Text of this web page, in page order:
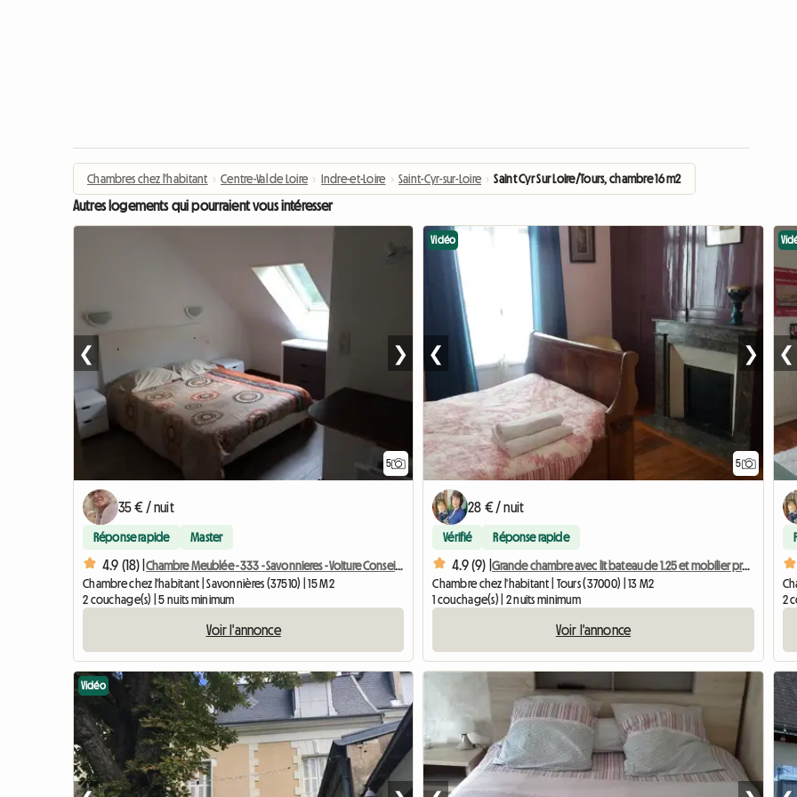
Chambres chez l'habitant › Centre-Val de Loire › Indre-et-Loire › Saint-Cyr-sur-Loire › Saint Cyr Sur Loire/Tours, chambre 16 m2
Autres logements qui pourraient vous intéresser
5
❮ ❯
35 € / nuit
Réponse rapide Master
4.9 (18) |
Chambre Meublée - 333 - Savonnieres - Voiture Conseillée
Chambre chez l'habitant | Savonnières (37510) | 15 M2
2 couchage(s) | 5 nuits minimum
Voir l'annonce
5
Vidéo
❮ ❯
28 € / nuit
Vérifié Réponse rapide
4.9 (9) |
Grande chambre avec lit bateau de 1.25 et mobilier précieux
Chambre chez l'habitant | Tours (37000) | 13 M2
1 couchage(s) | 2 nuits minimum
Voir l'annonce
❮
2
Vidéo